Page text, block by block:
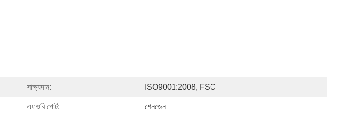
সাক্ষ্যদান: ISO9001:2008, FSC
এফওবি পোর্ট: শেনজেন